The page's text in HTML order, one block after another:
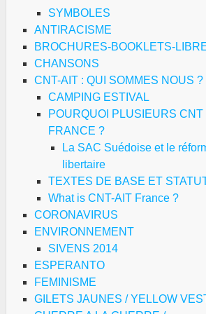
SYMBOLES
ANTIRACISME
BROCHURES-BOOKLETS-
CHANSONS
CNT-AIT : QUI SOMMES NOUS ?
CAMPING ESTIVAL
POURQUOI PLUSIEURS CNT
FRANCE ?
La SAC Suédoise et le
libertaire
TEXTES DE BASE ET
What is CNT-AIT France ?
CORONAVIRUS
ENVIRONNEMENT
SIVENS 2014
ESPERANTO
FEMINISME
GILETS JAUNES / YELLOW